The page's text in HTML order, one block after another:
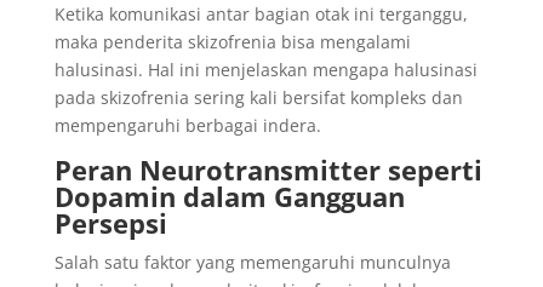
Ketika komunikasi antar bagian otak ini terganggu,
maka penderita skizofrenia bisa mengalami
halusinasi. Hal ini menjelaskan mengapa halusinasi
pada skizofrenia sering kali bersifat kompleks dan
mempengaruhi berbagai indera.
Peran Neurotransmitter seperti
Dopamin dalam Gangguan
Persepsi
Salah satu faktor yang memengaruhi munculnya